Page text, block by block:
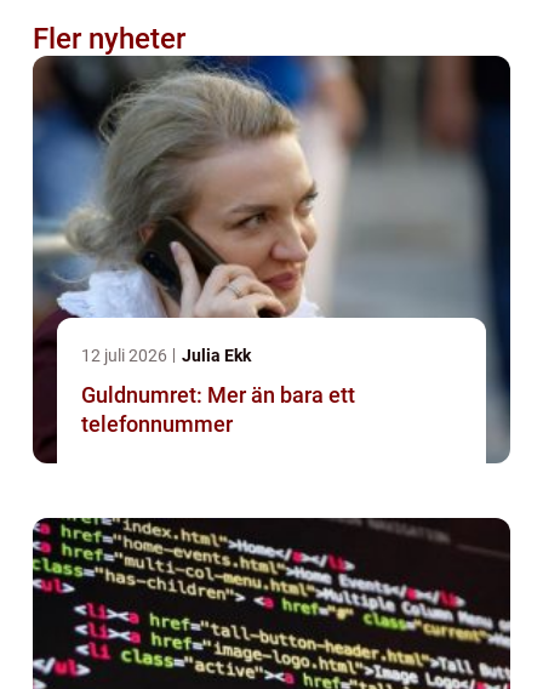
Fler nyheter
12 juli 2026 Julia Ekk
Guldnumret: Mer än bara ett
telefonnummer